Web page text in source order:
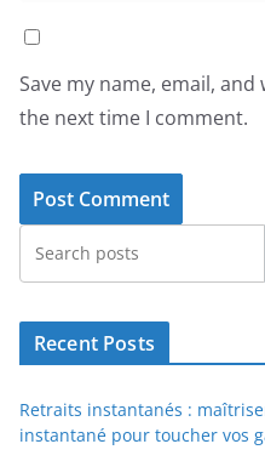
Save my name, email,
the next time I comment.
Recent Posts
Retraits instantanés :
instantané pour toucher vos